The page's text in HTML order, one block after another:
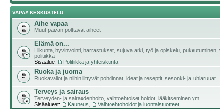
VAPAA KESKUSTELU
Aihe vapaa
Muut päivän polttavat aiheet
Elämä on...
Liikunta, hyvinvointi, harrastukset, sujuva arki, työ ja opiskelu, pukeutuminen,
politiikka
Sisäalue:
Politiikka ja yhteiskunta
Ruoka ja juoma
Ruokavaliot ja niihin liittyvät pohdinnat, ideat ja reseptit, sesonki- ja juhlaruuat
Terveys ja sairaus
Terveyden- ja sairaudenhoito, vaihtoehtoiset hoidot, lääkitseminen ym.
Sisäalueet:
Kauneus Vaihtoehtohoidot ja luontaistuotteet